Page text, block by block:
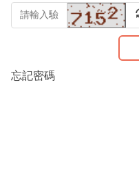
忘記密碼